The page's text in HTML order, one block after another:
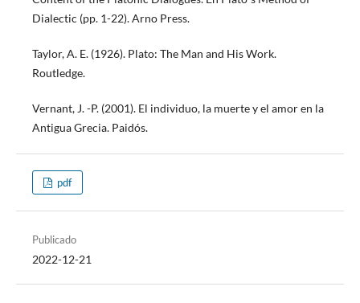
Dialectic (pp. 1-22). Arno Press.
Taylor, A. E. (1926). Plato: The Man and His Work.
Routledge.
Vernant, J. -P. (2001). El individuo, la muerte y el amor en la
Antigua Grecia. Paidós.
pdf
Publicado
2022-12-21